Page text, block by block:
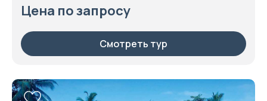
Цена по запросу
Смотреть тур